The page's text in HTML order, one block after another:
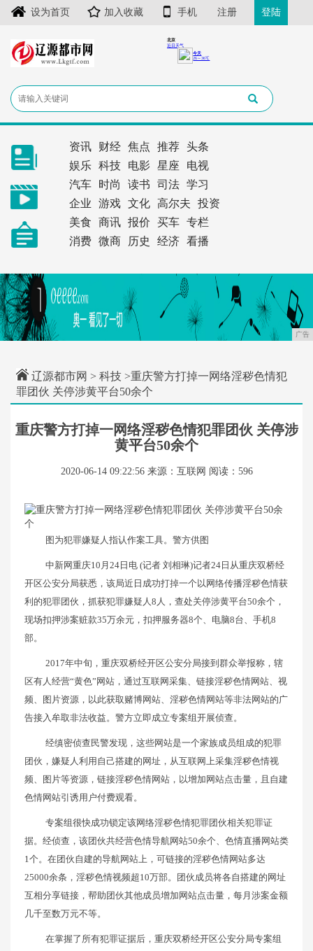
设为首页 加入收藏 手机 注册 登陆
资讯 财经 焦点 推荐
头条
娱乐
科技 电影 星座
电视
汽车
时尚 读书 司法
学习
企业
游戏 文化 高尔夫
投资
美食
商讯 报价 买车
专栏
消费
微商 历史 经济 看播
广告
辽源都市网 > 科技 >重庆警方打掉一网络淫秽色情犯
罪团伙 关停涉黄平台50余个
重庆警方打掉一网络淫秽色情犯罪团伙 关停涉
黄平台50余个
2020-06-14 09:22:56 来源：互联网 阅读：596
图为犯罪嫌疑人指认作案工具。警方供图
中新网重庆10月24日电 (记者 刘相琳)记者24日从重庆双桥经
开区公安分局获悉，该局近日成功打掉一个以网络传播淫秽色情获
利的犯罪团伙，抓获犯罪嫌疑人8人，查处关停涉黄平台50余个，
现场扣押涉案赃款35万余元，扣押服务器8个、电脑8台、手机8
部。
2017年中旬，重庆双桥经开区公安分局接到群众举报称，辖
区有人经营“黄色”网站，通过互联网采集、链接淫秽色情网站、视
频、图片资源，以此获取赌博网站、淫秽色情网站等非法网站的广
告接入牟取非法收益。警方立即成立专案组开展侦查。
经缜密侦查民警发现，这些网站是一个家族成员组成的犯罪
团伙，嫌疑人利用自己搭建的网址，从互联网上采集淫秽色情视
频、图片等资源，链接淫秽色情网站，以增加网站点击量，且自建
色情网站引诱用户付费观看。
专案组很快成功锁定该网络淫秽色情犯罪团伙相关犯罪证
据。经侦查，该团伙共经营色情导航网站50余个、色情直播网站类
1个。在团伙自建的导航网站上，可链接的淫秽色情网站多达
25000余条，淫秽色情视频超10万部。团伙成员将各自搭建的网址
互相分享链接，帮助团伙其他成员增加网站点击量，每月涉案金额
几千至数万元不等。
在掌握了所有犯罪证据后，重庆双桥经开区公安分局专案组